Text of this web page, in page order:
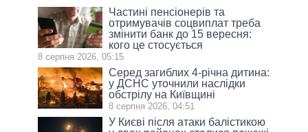
Частині пенсіонерів та
отримувачів соцвиплат треба
змінити банк до 15 вересня:
кого це стосується
8 серпня 2026, 05:15
Серед загиблих 4-річна дитина:
у ДСНС уточнили наслідки
обстрілу на Київщині
8 серпня 2026, 04:51
У Києві після атаки балістикою